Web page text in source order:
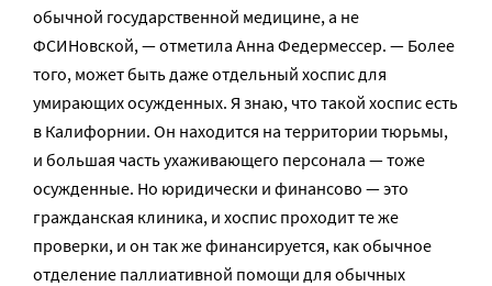
обычной государственной медицине, а не
ФСИНовской, — отметила Анна Федермессер. — Более
того, может быть даже отдельный хоспис для
умирающих осужденных. Я знаю, что такой хоспис есть
в Калифорнии. Он находится на территории тюрьмы,
и большая часть ухаживающего персонала — тоже
осужденные. Но юридически и финансово — это
гражданская клиника, и хоспис проходит те же
проверки, и он так же финансируется, как обычное
отделение паллиативной помощи для обычных